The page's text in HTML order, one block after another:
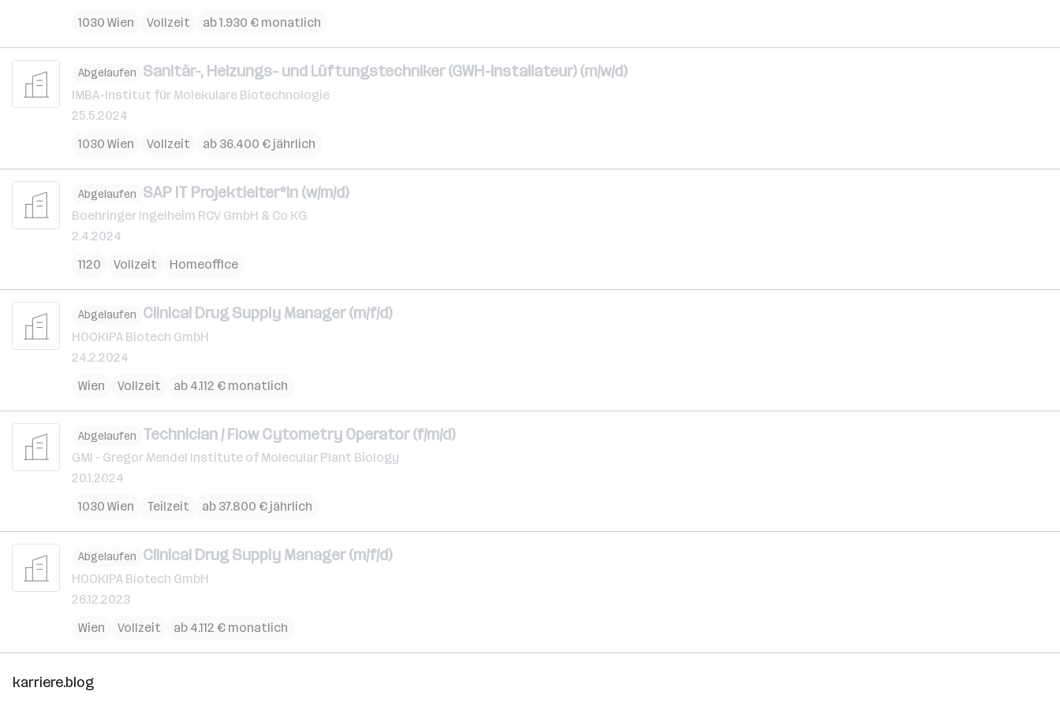
1030 Wien
Vollzeit ab 1.930 € monatlich
Abgelaufen Sanitär-, Heizungs- und Lüftungstechniker (GWH-Installateur) (m/w/d)
IMBA-Institut für Molekulare Biotechnologie
25.5.2024
1030 Wien
Vollzeit ab 36.400 € jährlich
Abgelaufen SAP IT Projektleiter*in (w/m/d)
Boehringer Ingelheim RCV GmbH & Co KG
2.4.2024
1120
Vollzeit Homeoffice
Abgelaufen Clinical Drug Supply Manager (m/f/d)
HOOKIPA Biotech GmbH
24.2.2024
Wien
Vollzeit ab 4.112 € monatlich
Abgelaufen Technician / Flow Cytometry Operator (f/m/d)
GMI – Gregor Mendel Institute of Molecular Plant Biology
20.1.2024
1030 Wien
Teilzeit ab 37.800 € jährlich
Abgelaufen Clinical Drug Supply Manager (m/f/d)
HOOKIPA Biotech GmbH
26.12.2023
Wien
Vollzeit ab 4.112 € monatlich
karriere.blog